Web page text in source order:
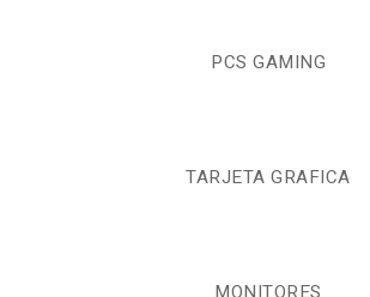
PCS GAMING
TARJETA GRAFICA